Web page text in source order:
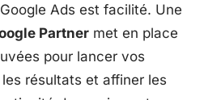
Ads est facilité. Une
Partner met en place
pour lancer vos
résultats et affiner les